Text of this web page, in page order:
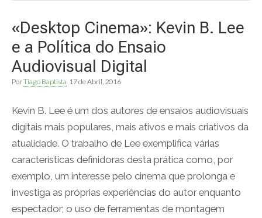
«Desktop Cinema»: Kevin B. Lee
e a Política do Ensaio
Audiovisual Digital
PorTiago Baptista 17 de Abril, 2016
Kevin B. Lee é um dos autores de ensaios audiovisuais
digitais mais populares, mais ativos e mais criativos da
atualidade. O trabalho de Lee exemplifica várias
características definidoras desta prática como, por
exemplo, um interesse pelo cinema que prolonga e
investiga as próprias experiências do autor enquanto
espectador; o uso de ferramentas de montagem